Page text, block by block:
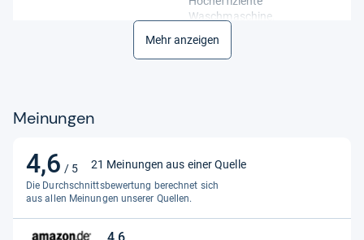
Waschmaschine,
Waschmaschine
Waschmaschinendeckel,
obere Abdeckung, oberer
Mehr anzeigen
Meinungen
4,6 / 5
4,6
von
5
Sternen
21 Meinungen aus einer Quelle
Die Durchschnittsbewertung berechnet sich
aus allen Meinungen unserer Quellen.
4,6